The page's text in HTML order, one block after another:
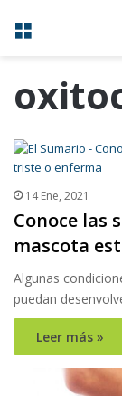
Menú
14 Ene, 2021
Conoce las
mascota
Algunas
puedan
Leer más »